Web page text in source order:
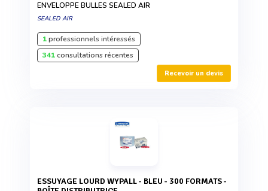
ENVELOPPE BULLES SEALED AIR
SEALED AIR
1professionnels intéressés
341consultations récentes
Recevoir un devis
ESSUYAGE LOURD WYPALL - BLEU - 300 FORMATS -